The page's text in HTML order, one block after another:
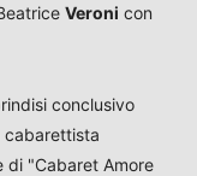
Veroni con
conclusivo
cabarettista
di "Cabaret Amore